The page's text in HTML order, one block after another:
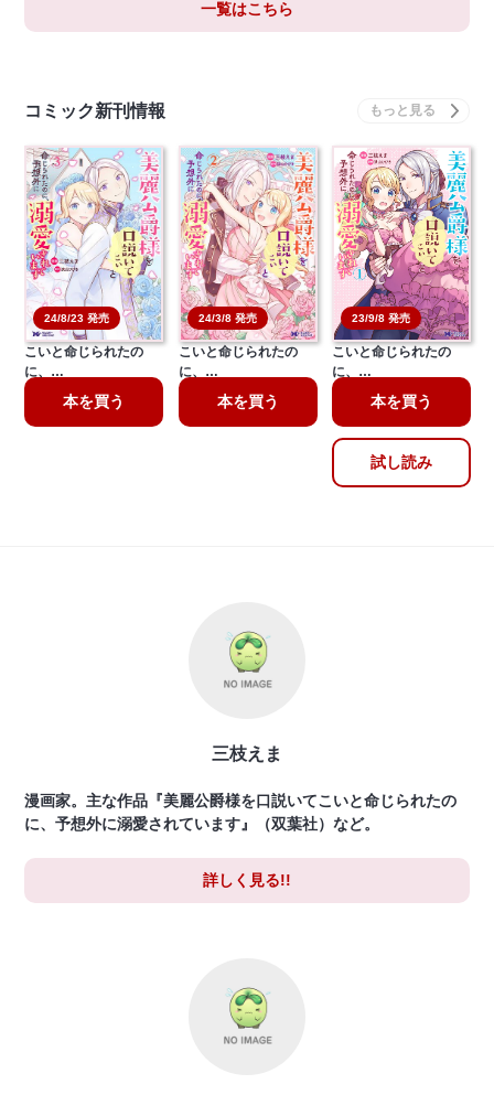
一覧はこちら
コミック新刊情報
24/8/23 発売
美麗公爵様を口説いて
こいと命じられたの
に、…
本を買う
24/3/8 発売
美麗公爵様を口説いて
こいと命じられたの
に、…
本を買う
23/9/8 発売
美麗公爵様を口説いて
こいと命じられたの
に、…
本を買う
試し読み
三枝えま
漫画家。主な作品『美麗公爵様を口説いてこいと命じられたの
に、予想外に溺愛されています』（双葉社）など。
詳しく見る!!